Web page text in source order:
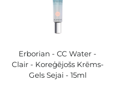
Erborian - CC Water -
Clair - Koreģējošs Krēms-
Gels Sejai - 15ml